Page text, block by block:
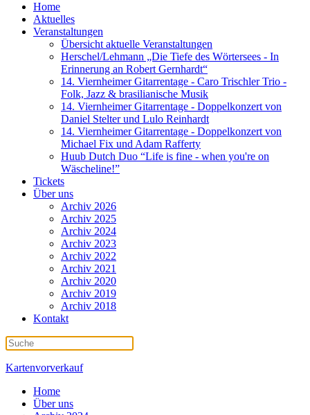
Home
Aktuelles
Veranstaltungen
Übersicht aktuelle Veranstaltungen
Herschel/Lehmann „Die Tiefe des Wörtersees - In
Erinnerung an Robert Gernhardt“
14. Viernheimer Gitarrentage - Caro Trischler Trio -
Folk, Jazz & brasilianische Musik
14. Viernheimer Gitarrentage - Doppelkonzert von
Daniel Stelter und Lulo Reinhardt
14. Viernheimer Gitarrentage - Doppelkonzert von
Michael Fix und Adam Rafferty
Huub Dutch Duo “Life is fine - when you're on
Wäscheline!”
Tickets
Über uns
Archiv 2026
Archiv 2025
Archiv 2024
Archiv 2023
Archiv 2022
Archiv 2021
Archiv 2020
Archiv 2019
Archiv 2018
Kontakt
Kartenvorverkauf
Home
Über uns